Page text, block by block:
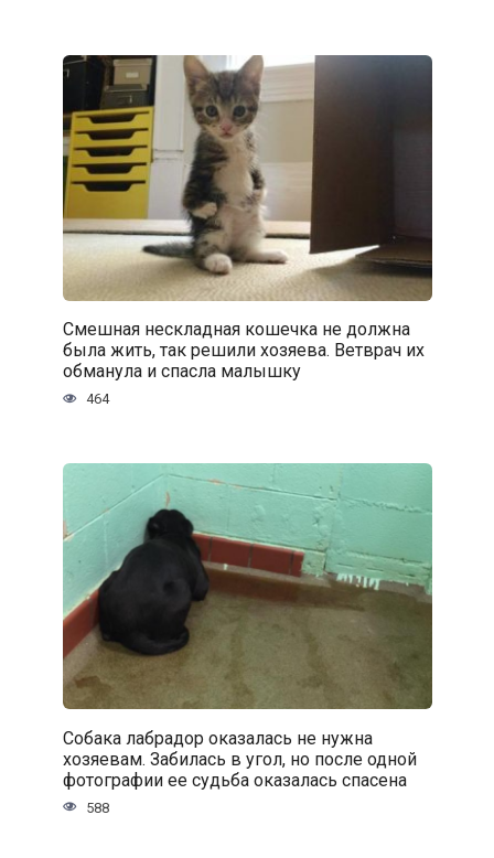
Смешная нескладная кошечка не должна
была жить, так решили хозяева. Ветврач их
обманула и спасла малышку
464
Собака лабрадор оказалась не нужна
хозяевам. Забилась в угол, но после одной
фотографии ее судьба оказалась спасена
588